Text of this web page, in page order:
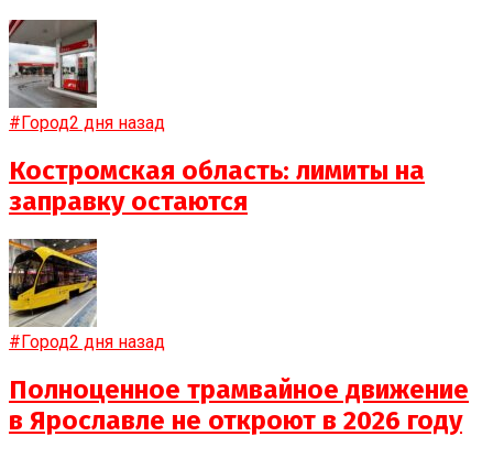
#Город2 дня назад
Костромская область: лимиты на
заправку остаются
#Город2 дня назад
Полноценное трамвайное движение
в Ярославле не откроют в 2026 году